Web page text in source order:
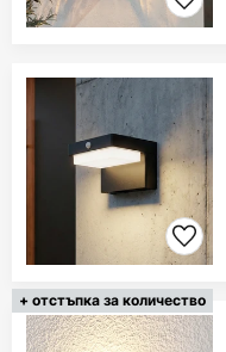
+ отстъпка за количество